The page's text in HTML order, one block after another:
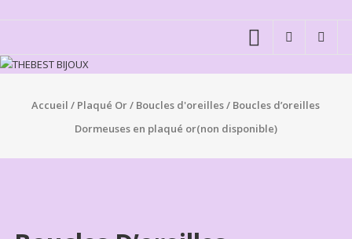
Accueil / Plaqué Or/ Boucles d'oreilles/ Boucles d’oreilles
Dormeuses en plaqué or(non disponible)